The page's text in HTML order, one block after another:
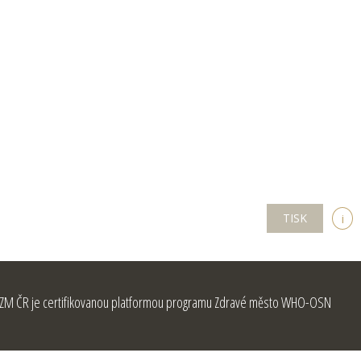
TISK i
ČR je certifikovanou platformou programu Zdravé město WHO-OSN